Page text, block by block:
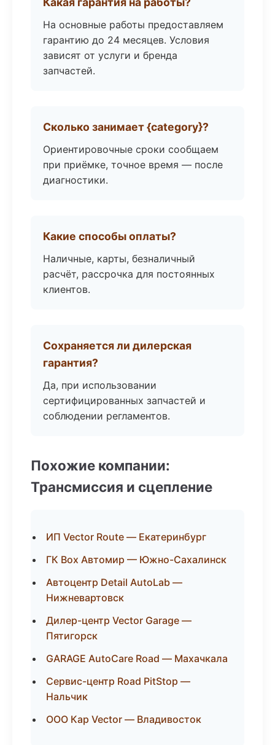
На основные работы предоставляем
гарантию до 24 месяцев. Условия
зависят от услуги и бренда
запчастей.
Сколько занимает {category}?
Ориентировочные сроки сообщаем
при приёмке, точное время — после
диагностики.
Какие способы оплаты?
Наличные, карты, безналичный
расчёт, рассрочка для постоянных
клиентов.
Сохраняется ли дилерская
гарантия?
Да, при использовании
сертифицированных запчастей и
соблюдении регламентов.
Похожие компании:
Трансмиссия и сцепление
ИП Vector Route — Екатеринбург
ГК Box Автомир — Южно-Сахалинск
Автоцентр Detail AutoLab —
Нижневартовск
Дилер-центр Vector Garage —
Пятигорск
GARAGE AutoCare Road — Махачкала
Сервис-центр Road PitStop —
Нальчик
ООО Кар Vector — Владивосток